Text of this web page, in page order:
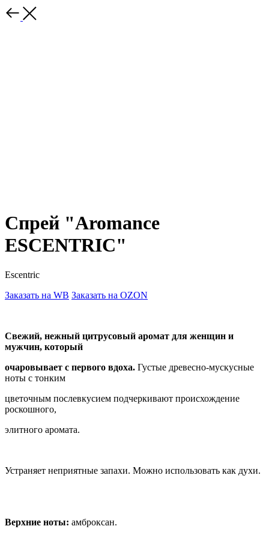
Спрей "Aromance
ЕSСЕNТRIС"
Escentric
Заказать на WB Заказать на OZON
Свежий, нежный цитрусовый аромат для женщин и
мужчин, который
очаровывает с первого вдоха. Густые древесно-мускусные
ноты с тонким
цветочным послевкусием подчеркивают происхождение
роскошного,
элитного аромата.
Устраняет неприятные запахи. Можно использовать как духи.
Верхние ноты: амброксан.